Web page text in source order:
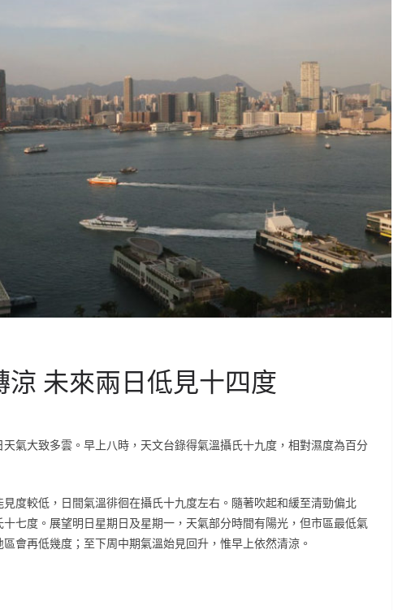
未來兩日低見十四度
氣大致多雲。早上八時，天文台錄得氣溫攝氏十九度，相對濕度為百分
度較低，日間氣溫徘徊在攝氏十九度左右。隨著吹起和緩至清勁偏北
七度。展望明日星期日及星期一，天氣部分時間有陽光，但市區最低氣
會再低幾度；至下周中期氣溫始見回升，惟早上依然清涼。